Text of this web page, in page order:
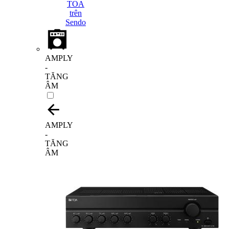
AMPLY
-
TĂNG
ÂM
AMPLY
-
TĂNG
ÂM